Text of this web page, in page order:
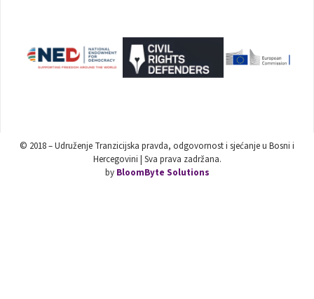
© 2018 – Udruženje Tranzicijska pravda, odgovornost i sjećanje u Bosni i
Hercegovini | Sva prava zadržana.
by BloomByte Solutions